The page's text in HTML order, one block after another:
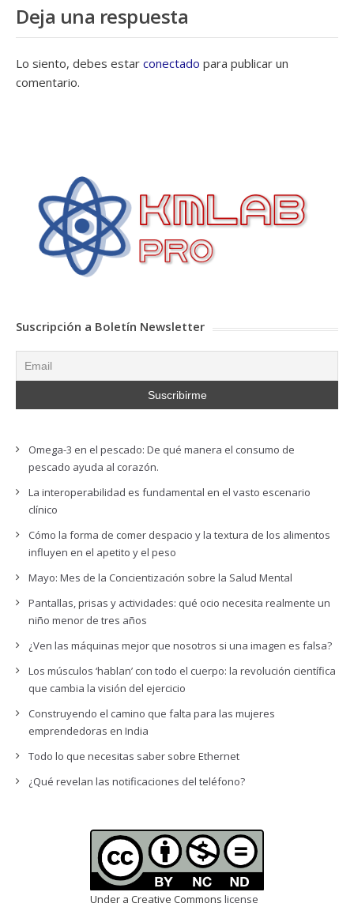
Deja una respuesta
Lo siento, debes estar conectado para publicar un
comentario.
Suscripción a Boletín Newsletter
Omega-3 en el pescado: De qué manera el consumo de
pescado ayuda al corazón.
La interoperabilidad es fundamental en el vasto escenario
clínico
Cómo la forma de comer despacio y la textura de los alimentos
influyen en el apetito y el peso
Mayo: Mes de la Concientización sobre la Salud Mental
Pantallas, prisas y actividades: qué ocio necesita realmente un
niño menor de tres años
¿Ven las máquinas mejor que nosotros si una imagen es falsa?
Los músculos ‘hablan’ con todo el cuerpo: la revolución científica
que cambia la visión del ejercicio
Construyendo el camino que falta para las mujeres
emprendedoras en India
Todo lo que necesitas saber sobre Ethernet
¿Qué revelan las notificaciones del teléfono?
Under a Creative Commons license